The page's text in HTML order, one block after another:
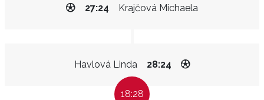
Krajčová Michaela
27:24
Havlová Linda 28:24
18:28